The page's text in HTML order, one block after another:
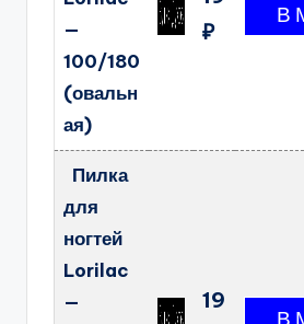
—
100/180
(овальн
ая)
₽
Пилка
для
ногтей
Lorilac
—
19